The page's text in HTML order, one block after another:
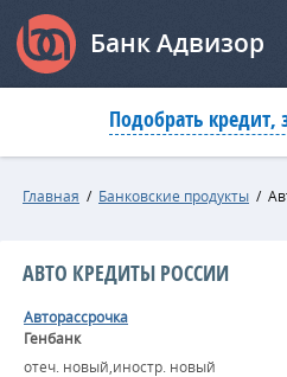
Банк Адвизор
Подобрать
Главная / Банковские продукты /
АВТО КРЕДИТЫ РОССИИ
Авторассрочка
Генбанк
отеч. новый,иностр. новый